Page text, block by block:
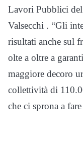
Lavori Pubblici
Valsecchi . “Gli
risultati anche sul
olte a oltre a
maggiore decoro
collettività di
che ci sprona a